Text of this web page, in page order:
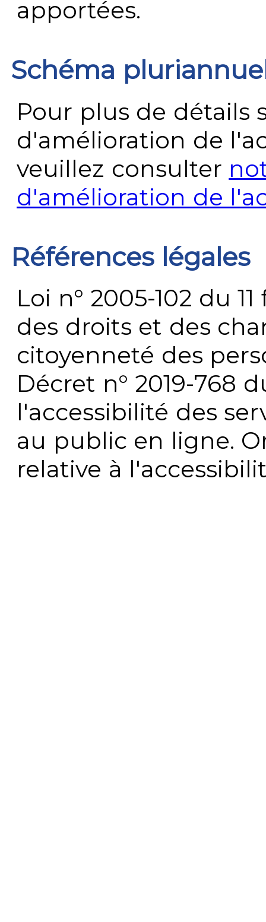
apportées.
Schéma
Pour plus de détails
d'amélioration de
veuillez consulter
d'amélioration de
Références légales
Loi n° 2005-102 du
des droits et des
citoyenneté des
Décret n° 2019-768
l'accessibilité des
au public en ligne.
relative à